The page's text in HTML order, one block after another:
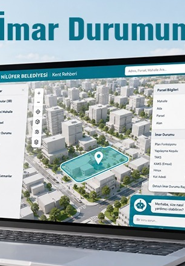
Eşbaşkanı Yüksel Mutlu
sonrasında da sokağa
annelerine, özelde de Kürt
kürsülerde oturabildiklerini,
Boysan Yakar, “Siz yoksanız,
süreci içerisinde bulunanlar
Değiştirir mi?” etkinliğinde
olarak yer aldı.